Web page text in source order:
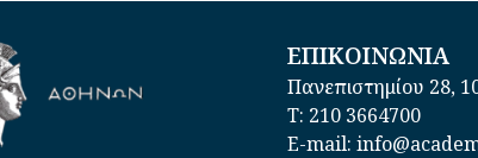
ΕΠΙΚΟΙΝΩΝΙΑ
Πανεπιστημίου 28,
Τ: 210 3664700
E-mail: